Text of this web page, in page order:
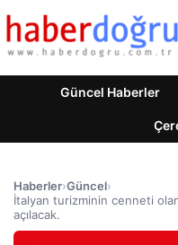
Güncel Haberler
Haberler›Güncel›
İtalyan turizminin cenneti
açılacak.